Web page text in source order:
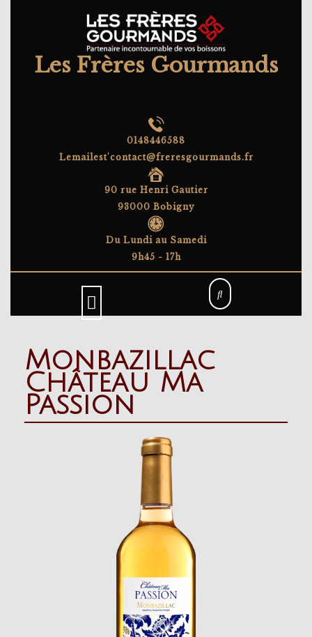
Les Frères Gourmands
0148446588
Lemailest'contact@freresgourmands.fr
90 rue Henri Gautier
93000 Bobigny
Du Lundi au Samedi
9h45 - 17h
Monbazillac
Château Ma
Passion